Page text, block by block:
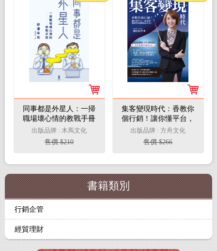
同事都是外星人：一掃
職場壞心情的教戰手冊
(電子書)
出版品牌 : 木馬文化
售價 $210
集客變現時代：香教你
個行銷！讓你懂平台，
抓客群，讚讚都能轉換
成金流！(電子書)
出版品牌 : 方舟文化
售價 $266
書籍類別
行銷企管
經貿理財